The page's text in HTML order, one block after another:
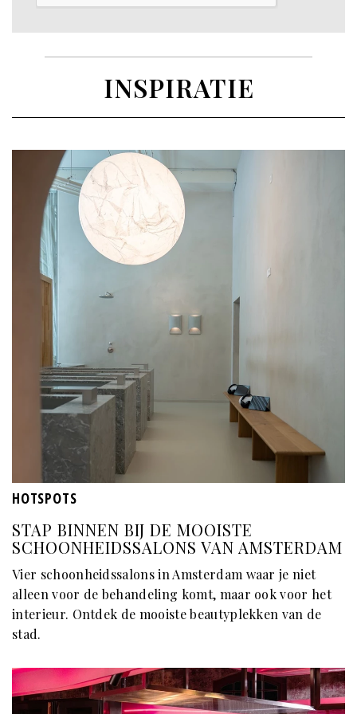
INSPIRATIE
HOTSPOTS
STAP BINNEN BIJ DE MOOISTE
SCHOONHEIDSSALONS VAN AMSTERDAM
Vier schoonheidssalons in Amsterdam waar je niet
alleen voor de behandeling komt, maar ook voor het
interieur. Ontdek de mooiste beautyplekken van de
stad.